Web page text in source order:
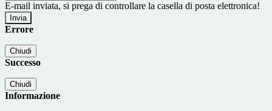
E-mail inviata, si prega di controllare la casella di posta elettronica!
Errore
Chiudi
Successo
Chiudi
Informazione